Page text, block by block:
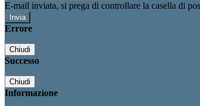
E-mail inviata, si prega di controllare la casella di
Errore
Chiudi
Successo
Chiudi
Informazione